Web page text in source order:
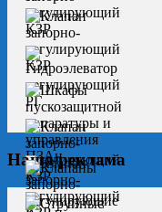
Наша реклама